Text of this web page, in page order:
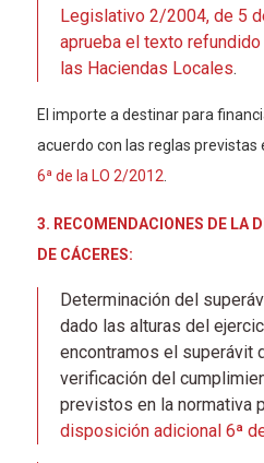
Legislativo 2/2004, de 5
aprueba el texto
las Haciendas Locales.
El importe a destinar para
acuerdo con las reglas previstas
6ª de la LO 2/2012
3. RECOMENDACIONES DE LA
DE CÁCERES:
Determinación del
dado las alturas del
encontramos el superávit
verificación del
previstos en la normativa
disposición adicional 6ª